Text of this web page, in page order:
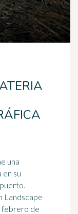
una
su
Landscape
febrero de